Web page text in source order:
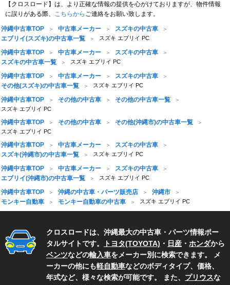
【クロスロード】は、より正確な情報の提供を心がけておりますが、物件情報
に誤りがある際、 こちらから ご連絡をお願い致します。
沖縄中古車TOP 中古車メーカー
スズキの中古車
エブリイ(スズキ)の中古車一覧
スズキ エブリイ PC
沖縄中古車TOP 中古車メーカー
スズキの中古車
スズキの中古車一覧
スズキ エブリイ PC
沖縄中古車TOP 中古車メーカー
スズキの中古車
その他(スズキ)の中古車一覧
スズキ エブリイ PC
沖縄中古車TOP その他の中古車 その他の中古車一覧
スズキ エブリイ PC
沖縄中古車TOP その他の中古車 その他(沖縄市)の中古車一覧
スズキ エブリイ PC
沖縄中古車TOP 中古車メーカー
スズキの中古車
スズキ(沖縄市)の中古車一覧
スズキ エブリイ PC
沖縄中古車TOP 中古車メーカー
スズキの中古車
エブリイ(沖縄市)の中古車一覧
スズキ エブリイ PC
沖縄中古車TOP 沖縄の中古車・パーツ販売店
沖縄市
モンキー自動車
モンキー自動車の中古車 スズキ エブリイ PC
クロスロードは、沖縄最大の中古車・パーツ情報ポー
タルサイトです。
トヨタ(TOYOTA) ・ 日産 ・ ホンダから
ベンツなどの輸入車をメーカー別に検索できます。 メ
ーカーの他にも軽自動車などのボディタイプ、価格、
年式など、様々な検索が可能です。 また、 プリウスな